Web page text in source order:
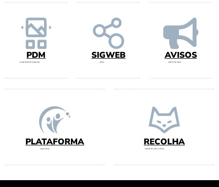
PDM
PLANO DIRETOR MUNICIPAL
SIGWEB
(PDM)
AVISOS
CORTES DE ÁGUA
PLATAFORMA
AÇÃO SOCIAL
RECOLHA
CENTRO DE CÃES E GATOS